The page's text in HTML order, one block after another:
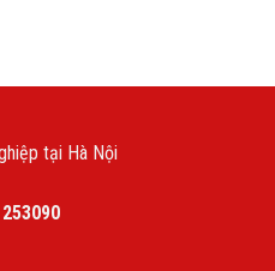
tại Hà Nội